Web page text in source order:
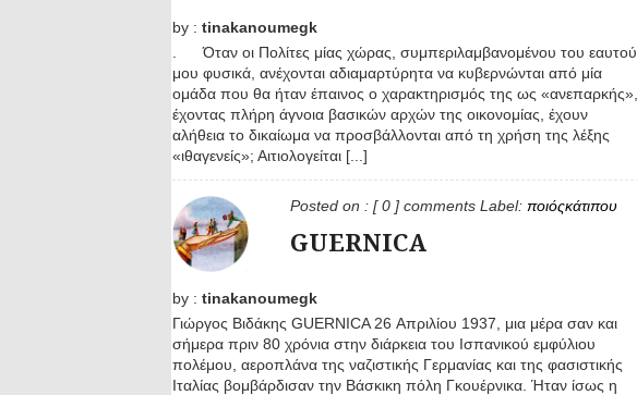
by : tinakanoumegk
. Όταν οι Πολίτες μίας χώρας, συμπεριλαμβανομένου του εαυτού
μου φυσικά, ανέχονται αδιαμαρτύρητα να κυβερνώνται από μία
ομάδα που θα ήταν έπαινος ο χαρακτηρισμός της ως «ανεπαρκής»,
έχοντας πλήρη άγνοια βασικών αρχών της οικονομίας, έχουν
αλήθεια το δικαίωμα να προσβάλλονται από τη χρήση της λέξης
«ιθαγενείς»; Αιτιολογείται [...]
Posted on : [ 0 ] comments Label: ποιόςκάτιπου
GUERNICA
by : tinakanoumegk
Γιώργος Βιδάκης GUERNICA 26 Απριλίου 1937, μια μέρα σαν και
σήμερα πριν 80 χρόνια στην διάρκεια του Ισπανικού εμφύλιου
πολέμου, αεροπλάνα της ναζιστικής Γερμανίας και της φασιστικής
Ιταλίας βομβάρδισαν την Βάσκικη πόλη Γκουέρνικα. Ήταν ίσως η